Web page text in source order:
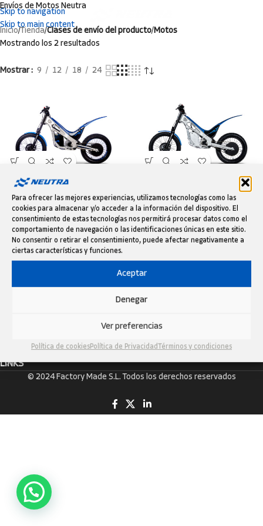
Para ofrecer las mejores experiencias, utilizamos tecnologías como las
cookies para almacenar y/o acceder a la información del dispositivo. El
consentimiento de estas tecnologías nos permitirá procesar datos como el
comportamiento de navegación o las identificaciones únicas en este sitio.
No consentir o retirar el consentimiento, puede afectar negativamente a
ciertas características y funciones.
Aceptar
Denegar
Ver preferencias
Política de cookiesPolítica de Privacidad Términos y condiciones
Skip to navigation
Skip to main content
Envíos de Motos Neutra
Inicio/Tienda/Clases de envío del producto/Motos
Mostrando los 2 resultados
Mostrar 9 12 18 24
MOTOCICLETA NEUTRA K3
FACTORY
Motos
4.250,00€ IVA incluido
MOTOCICLETA NEUTRA K3 CLUB
Motos
3.950,00€ IVA incluido
FACTORY MADE S.L
LINKS
© 2024 Factory Made S.L. Todos los derechos reservados